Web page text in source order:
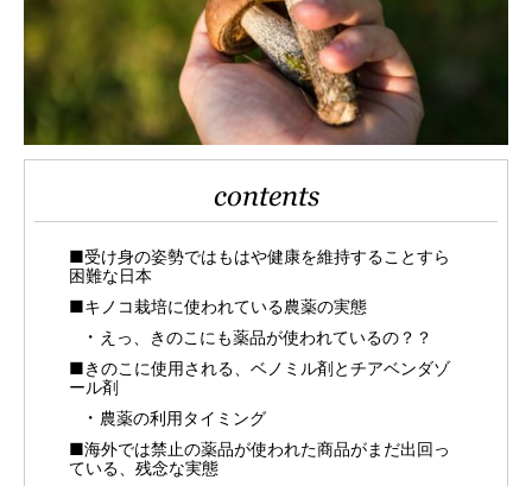
contents
■受け身の姿勢ではもはや健康を維持することすら
困難な日本
■キノコ栽培に使われている農薬の実態
えっ、きのこにも薬品が使われているの？？
■きのこに使用される、ベノミル剤とチアベンダゾ
ール剤
農薬の利用タイミング
■海外では禁止の薬品が使われた商品がまだ出回っ
ている、残念な実態